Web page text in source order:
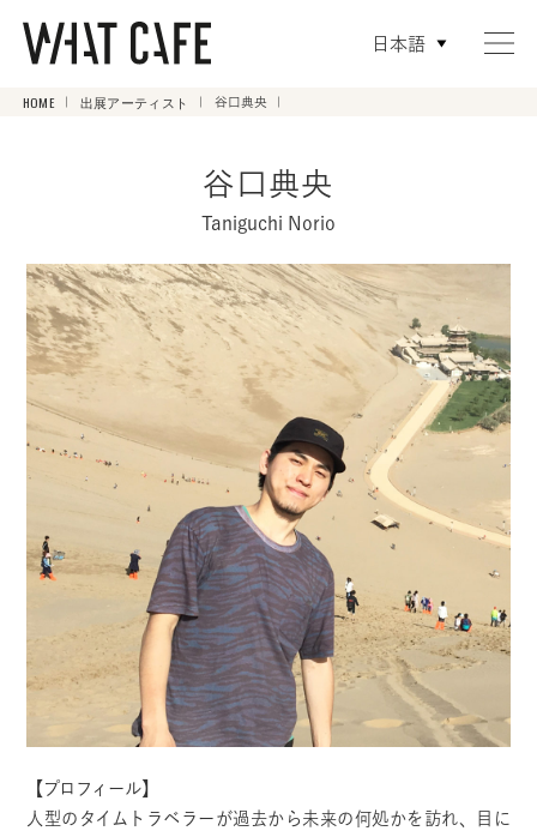
日本語
HOME 出展アーティスト 谷口典央
谷口典央
Taniguchi Norio
【プロフィール】
人型のタイムトラベラーが過去から未来の何処かを訪れ、目に